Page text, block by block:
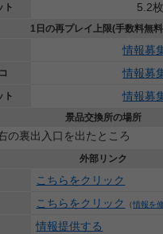
ト 5.2枚
1日の再プレイ上限(手数料無
情報募
情報募
ト 情報募
景品交換所の場所
の裏出入口を出たところ
外部リンク
こちらをクリック
こちらをクリック （情報を
情報提供する